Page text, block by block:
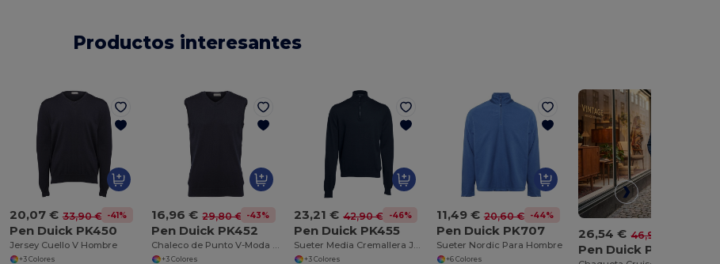
Productos interesantes
20,07 € 33,90 € -41%
Pen Duick PK450
Jersey Cuello V Hombre
+3 Colores
16,96 € 29,80 € -43%
Pen Duick PK452
Chaleco de Punto V-Moda en Algodón y Acrílico
+3 Colores
23,21 € 42,90 € -46%
Pen Duick PK455
Sueter Media Cremallera Jumper
+3 Colores
11,49 € 20,60 € -44%
Pen Duick PK707
Sueter Nordic Para Hombre
+6 Colores
26,54 € 46,90 €
Pen Duick PK410